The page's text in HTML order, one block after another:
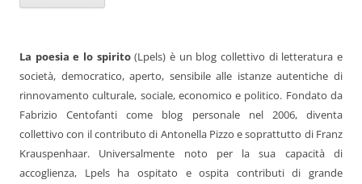
La poesia e lo spirito(Lpels) è un blog collettivo di letteratura e
società, democratico, aperto, sensibile alle istanze autentiche di
rinnovamento culturale, sociale, economico e politico. Fondato da
Fabrizio Centofanti come blog personale nel 2006, diventa
collettivo con il contributo di Antonella Pizzo e soprattutto di Franz
Krauspenhaar. Universalmente noto per la sua capacità di
accoglienza, Lpels ha ospitato e ospita contributi di grande